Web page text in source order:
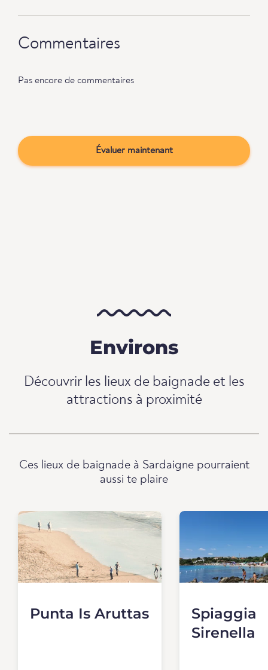
Commentaires
Pas encore de commentaires
Évaluer maintenant
Environs
Découvrir les lieux de baignade et les
attractions à proximité
Ces lieux de baignade à Sardaigne pourraient
aussi te plaire
Punta Is Aruttas
Spiaggia
Sirenella